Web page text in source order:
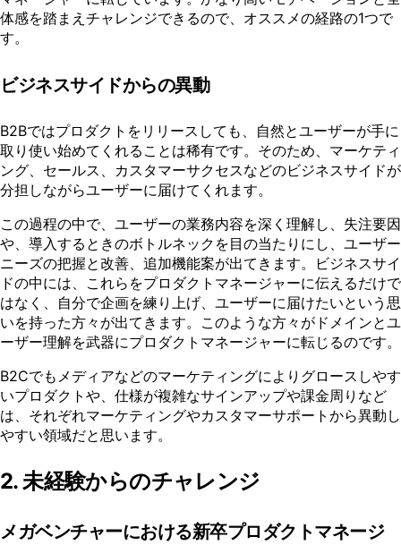
体感を踏まえチャレンジできるので、オススメの経路の1つで
す。
ビジネスサイドからの異動
B2Bではプロダクトをリリースしても、自然とユーザーが手に
取り使い始めてくれることは稀有です。そのため、マーケティ
ング、セールス、カスタマーサクセスなどのビジネスサイドが
分担しながらユーザーに届けてくれます。
この過程の中で、ユーザーの業務内容を深く理解し、失注要因
や、導入するときのボトルネックを目の当たりにし、ユーザー
ニーズの把握と改善、追加機能案が出てきます。ビジネスサイ
ドの中には、これらをプロダクトマネージャーに伝えるだけで
はなく、自分で企画を練り上げ、ユーザーに届けたいという思
いを持った方々が出てきます。このような方々がドメインとユ
ーザー理解を武器にプロダクトマネージャーに転じるのです。
B2Cでもメディアなどのマーケティングによりグロースしやす
いプロダクトや、仕様が複雑なサインアップや課金周りなど
は、それぞれマーケティングやカスタマーサポートから異動し
やすい領域だと思います。
2. 未経験からのチャレンジ
メガベンチャーにおける新卒プロダクトマネージ